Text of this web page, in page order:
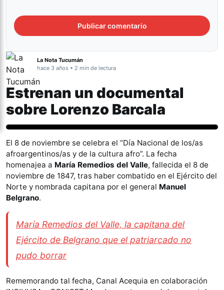
La Nota Tucumán
hace 3 años • 2 min de lectura
Estrenan un documental
sobre Lorenzo Barcala
Actualidad
El 8 de noviembre se celebra el “Día Nacional de los/as
afroargentinos/as y de la cultura afro”. La fecha
homenajea a María Remedios del Valle, fallecida el 8 de
noviembre de 1847, tras haber combatido en el Ejército del
Norte y nombrada capitana por el general Manuel
Belgrano.
María Remedios del Valle, la capitana del
Ejército de Belgrano que el patriarcado no
pudo borrar
Rememorando tal fecha, Canal Acequia en colaboración